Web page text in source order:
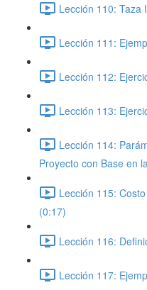
Lección 110: Taza
Lección 111:
Lección 112:
Lección 113:
Lección 114:
Proyecto con Base en
Lección 115:
(0:17)
Lección 116:
Lección 117: